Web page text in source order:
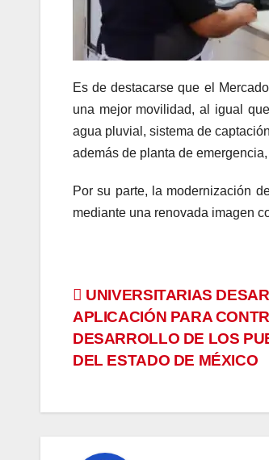
Es de destacarse que el
una mejor movilidad, al igual
agua pluvial, sistema de
además de planta de
Por su parte, la modernización
mediante una renovada imagen
Navegación
de
entradas
UNIVERSITARIAS
APLICACIÓN PARA
DESARROLLO DE LOS
DEL ESTADO DE MÉXICO